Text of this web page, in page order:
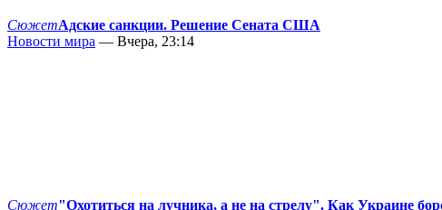
СюжетАдские санкции. Решение Сената США
Новости мира — Вчера, 23:14
Сюжет"Охотиться на лучника, а не на стрелу". Как Украине